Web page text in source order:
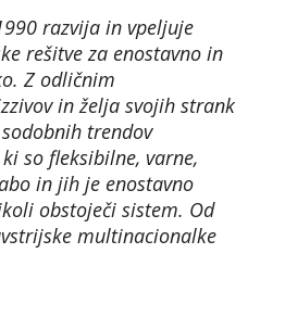
razvija in vpeljuje
rešitve za enostavno in
Z odličnim
in želja svojih strank
trendov
so fleksibilne, varne,
in jih je enostavno
obstoječi sistem. Od
multinacionalke